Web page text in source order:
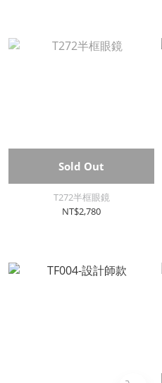
Sold Out
T272半框眼鏡
NT$2,780